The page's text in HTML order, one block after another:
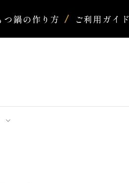
つ鍋の作り方 ご利用ガイド